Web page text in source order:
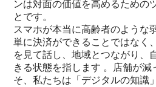
ンは対面の価値を高めるための
とです。
スマホが本当に高齢者のような
単に決済ができることではなく
を見て話し、地域とつながり、
きる状態を指します 。店舗が減
そ、私たちは「デジタルの知識